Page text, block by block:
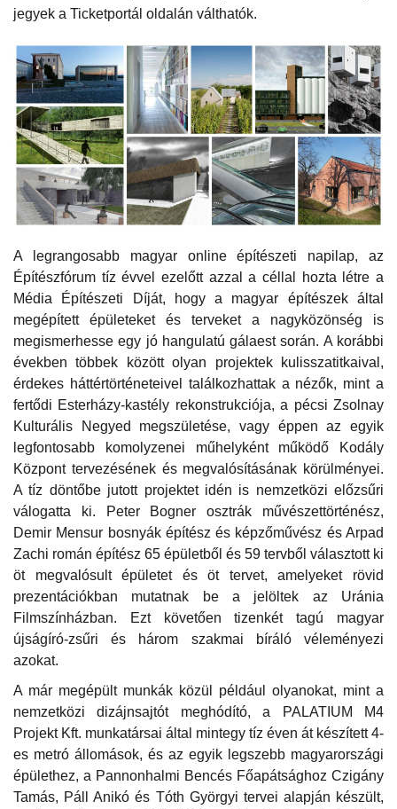
jegyek a Ticketportál oldalán válthatók.
A legrangosabb magyar online építészeti napilap, az
Építészfórum tíz évvel ezelőtt azzal a céllal hozta létre a
Média Építészeti Díját, hogy a magyar építészek által
megépített épületeket és terveket a nagyközönség is
megismerhesse egy jó hangulatú gálaest során. A korábbi
években többek között olyan projektek kulisszatitkaival,
érdekes háttértörténeteivel találkozhattak a nézők, mint a
fertődi Esterházy-kastély rekonstrukciója, a pécsi Zsolnay
Kulturális Negyed megszületése, vagy éppen az egyik
legfontosabb komolyzenei műhelyként működő Kodály
Központ tervezésének és megvalósításának körülményei.
A tíz döntőbe jutott projektet idén is nemzetközi előzsűri
válogatta ki. Peter Bogner osztrák művészettörténész,
Demir Mensur bosnyák építész és képzőművész és Arpad
Zachi román építész 65 épületből és 59 tervből választott ki
öt megvalósult épületet és öt tervet, amelyeket rövid
prezentációkban mutatnak be a jelöltek az Uránia
Filmszínházban. Ezt követően tizenkét tagú magyar
újságíró-zsűri és három szakmai bíráló véleményezi
azokat.
A már megépült munkák közül például olyanokat, mint a
nemzetközi dizájnsajtót meghódító, a PALATIUM M4
Projekt Kft. munkatársai által mintegy tíz éven át készített 4-
es metró állomások, és az egyik legszebb magyarországi
épülethez, a Pannonhalmi Bencés Főapátsághoz Czigány
Tamás, Páll Anikó és Tóth Györgyi tervei alapján készült,